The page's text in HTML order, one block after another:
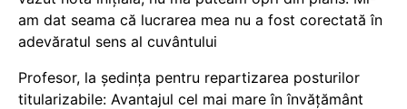
am dat seama că lucrarea mea nu a fost corectată în
adevăratul sens al cuvântului
Profesor, la ședința pentru repartizarea posturilor
titularizabile: Avantajul cel mai mare în învățământ